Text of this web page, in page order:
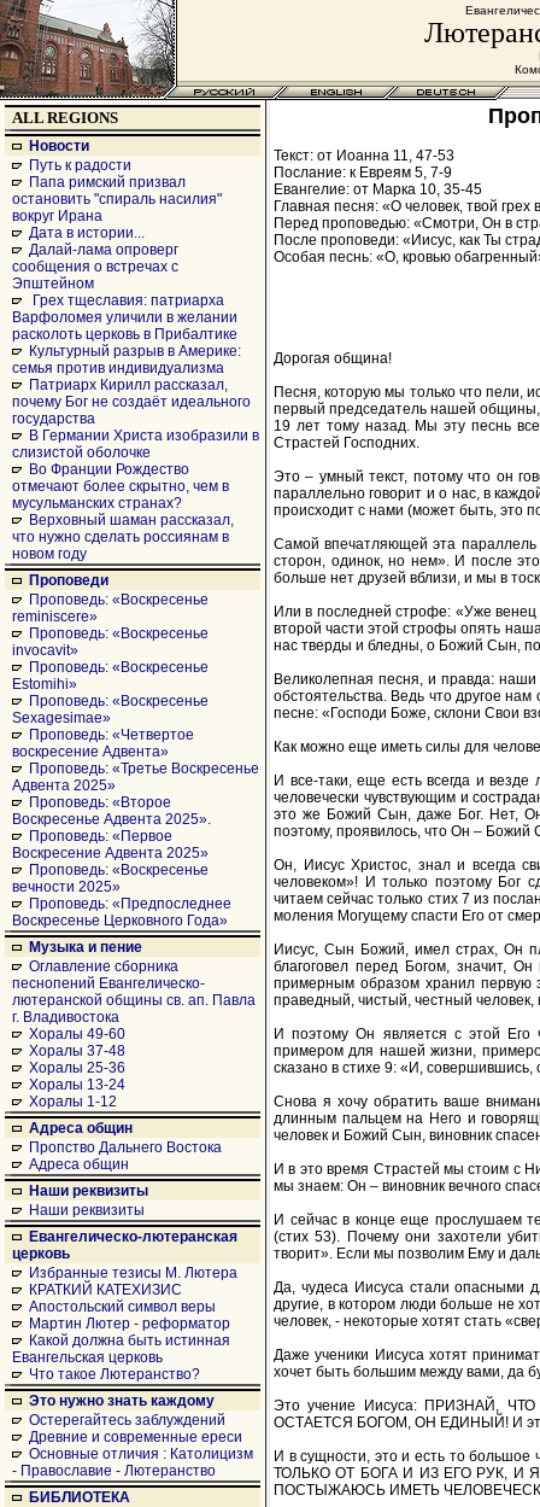
ALL REGIONS
Новости
Путь к радости
Папа римский призвал
остановить "спираль насилия"
вокруг Ирана
Дата в истории...
Далай-лама опроверг
сообщения о встречах с
Эпштейном
Грех тщеславия: патриарха
Варфоломея уличили в желании
расколоть церковь в Прибалтике
Культурный разрыв в Америке:
семья против индивидуализма
Патриарх Кирилл рассказал,
почему Бог не создаёт идеального
государства
В Германии Христа изобразили в
слизистой оболочке
Во Франции Рождество
отмечают более скрытно, чем в
мусульманских странах?
Верховный шаман рассказал,
что нужно сделать россиянам в
новом году
Проповеди
Проповедь: «Воскресенье
reminiscere»
Проповедь: «Воскресенье
invocavit»
Проповедь: «Воскресенье
Estomihi»
Проповедь: «Воскресенье
Sexagesimae»
Проповедь: «Четвертое
воскресение Адвента»
Проповедь: «Третье Воскресенье
Адвента 2025»
Проповедь: «Второе
Воскресенье Адвента 2025».
Проповедь: «Первое
Воскресение Адвента 2025»
Проповедь: «Воскресенье
вечности 2025»
Проповедь: «Предпоследнее
Воскресенье Церковного Года»
Музыка и пение
Оглавление сборника
песнопений Евангелическо-
лютеранской общины св. ап. Павла
г. Владивостока
Хоралы 49-60
Хоралы 37-48
Хоралы 25-36
Хоралы 13-24
Хоралы 1-12
Адреса общин
Пропство Дальнего Востока
Адреса общин
Наши реквизиты
Наши реквизиты
Евангелическо-лютеранская
церковь
Избранные тезисы М. Лютера
КРАТКИЙ КАТЕХИЗИС
Апостольский символ веры
Мартин Лютер - реформатор
Какой должна быть истинная
Евангельская церковь
Что такое Лютеранство?
Это нужно знать каждому
Остерегайтесь заблуждений
Древние и современные ереси
Основные отличия : Католицизм
- Православие - Лютеранство
БИБЛИОТЕКА
Текст: от Иоанна 11, 47-53
Послание: к Евреям 5, 7-9
Евангелие: от Марка 10, 35-45
Главная песня: «О человек, твой грех
Перед проповедью: «Смотри, Он в
После проповеди: «Иисус, как Ты
Особая песнь: «О, кровью
Дорогая община!
Песня, которую мы только что пели,
первый председатель нашей общины,
19 лет тому назад. Мы эту песнь
Страстей Господних.
Это – умный текст, потому что он
параллельно говорит и о нас, в
происходит с нами (может быть, это
Самой впечатляющей эта параллель
сторон, одинок, но нем». И после
больше нет друзей вблизи, и мы в
Или в последней строфе: «Уже венец
второй части этой строфы опять
нас тверды и бледны, о Божий Сын,
Великолепная песня, и правда:
обстоятельства. Ведь что другое
песне: «Господи Боже, склони Свои
Как можно еще иметь силы для
И все-таки, еще есть всегда и
человечески чувствующим и
это же Божий Сын, даже Бог. Нет, Он
поэтому, проявилось, что Он – Божий
Он, Иисус Христос, знал и всегда
человеком»! И только поэтому Бог
читаем сейчас только стих 7 из
моления Могущему спасти Его от
Иисус, Сын Божий, имел страх, Он
благоговел перед Богом, значит,
примерным образом хранил первую
праведный, чистый, честный
И поэтому Он является с этой Его
примером для нашей жизни,
сказано в стихе 9: «И,
Снова я хочу обратить ваше
длинным пальцем на Него и
человек и Божий Сын, виновник
И в это время Страстей мы стоим с
мы знаем: Он – виновник вечного
И сейчас в конце еще прослушаем
(стих 53). Почему они захотели
творит». Если мы позволим Ему и
Да, чудеса Иисуса стали опасными
другие, в котором люди больше не
человек, - некоторые хотят стать
Даже ученики Иисуса хотят
хочет быть большим между вами, да
Это учение Иисуса: ПРИЗНАЙ,
ОСТАЕТСЯ БОГОМ, ОН ЕДИНЫЙ! И
И в сущности, это и есть то
ТОЛЬКО ОТ БОГА И ИЗ ЕГО РУК,
ПОСТЫЖАЮСЬ ИМЕТЬ